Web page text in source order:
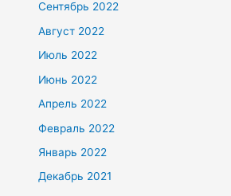
Сентябрь 2022
Август 2022
Июль 2022
Июнь 2022
Апрель 2022
Февраль 2022
Январь 2022
Декабрь 2021